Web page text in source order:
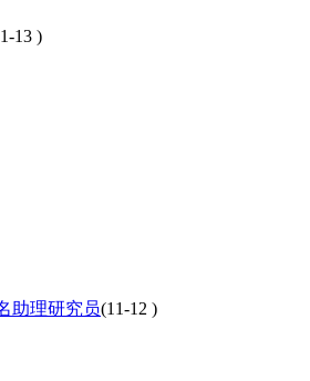
13 )
助理研究员(11-12 )